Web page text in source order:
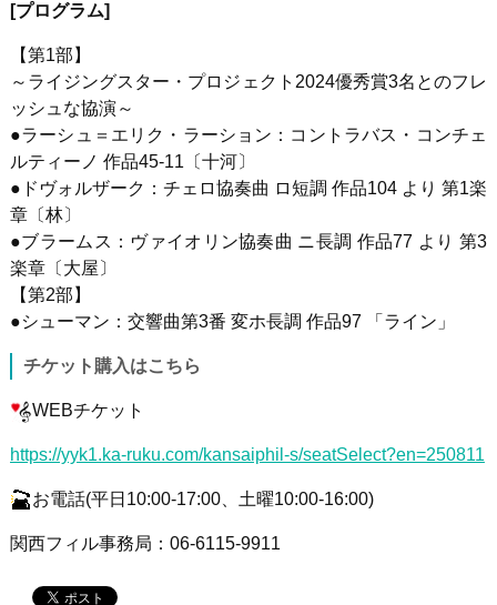
[プログラム]
【第1部】
～ライジングスター・プロジェクト 2024優秀賞3名とのフレ
ッシュな協演～
●ラーシュ＝エリク・ラーション：コントラバス・コンチェ
ルティーノ 作品45-11 〔十河〕
●ドヴォルザーク：チェロ協奏曲 ロ短調 作品104 より 第1楽
章〔林〕
●ブラームス：ヴァイオリン協奏曲 ニ長調 作品77 より 第3
楽章〔大屋〕
【第2部】
●シューマン：交響曲第3番 変ホ長調 作品97 「ライン」
チケット購入はこちら
WEBチケット
https://yyk1.ka-ruku.com/kansaiphil-s/seatSelect?en=250811
お電話(平日 10:00‐17:00、土曜10:00‐16:00)
関西フィル事務局：06-6115-9911